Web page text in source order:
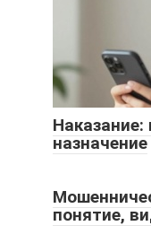
назначение
понятие,